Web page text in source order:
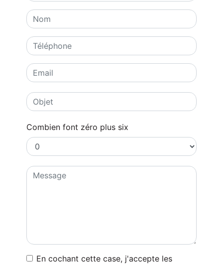
Combien font zéro plus six
En cochant cette case, j'accepte les